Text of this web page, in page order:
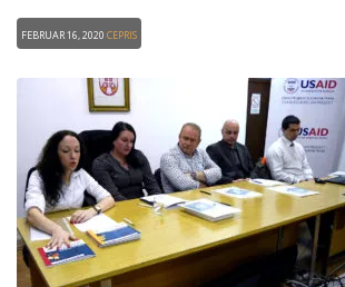
Februar 16, 2020CEPRIS